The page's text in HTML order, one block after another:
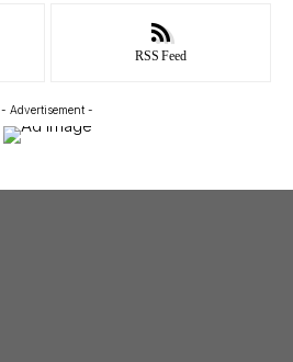
RSS Feed
- Advertisement -